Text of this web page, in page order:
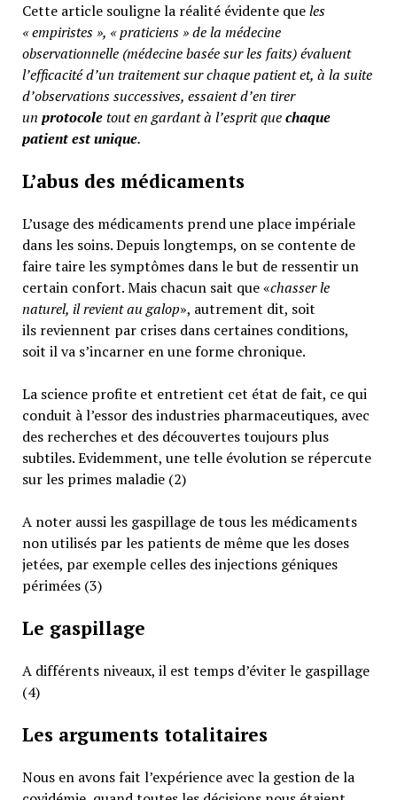
Cette article souligne la réalité évidente queles
« empiristes », « praticiens » de la médecine
observationnelle (médecine basée sur les faits) évaluent
l’efficacité d’un traitement sur chaque patient et, à la suite
d’observations successives, essaient d’en tirer
un protocoletout en gardant à l’esprit quechaque
patient est unique.
L’abus des médicaments
L’usage des médicaments prend une place impériale
dans les soins. Depuis longtemps, on se contente de
faire taire les symptômes dans le but de ressentir un
certain confort. Mais chacun sait que «chasser le
naturel, il revient au galop», autrement dit, soit
ils reviennent par crises dans certaines conditions,
soit il va s’incarner en une forme chronique.
La science profite et entretient cet état de fait, ce qui
conduit à l’essor des industries pharmaceutiques, avec
des recherches et des découvertes toujours plus
subtiles. Evidemment, une telle évolution se répercute
sur les primes maladie (2)
A noter aussi les gaspillage de tous les médicaments
non utilisés par les patients de même que les doses
jetées, par exemple celles des injections géniques
périmées (3)
Le gaspillage
A différents niveaux, il est temps d’éviter le gaspillage
(4)
Les arguments totalitaires
Nous en avons fait l’expérience avec la gestion de la